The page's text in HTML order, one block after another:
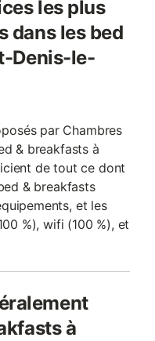
les plus
dans les bed
Denis-le-
par Chambres
& breakfasts à
de tout ce dont
& breakfasts
et les
%), wifi (100 %), et
à